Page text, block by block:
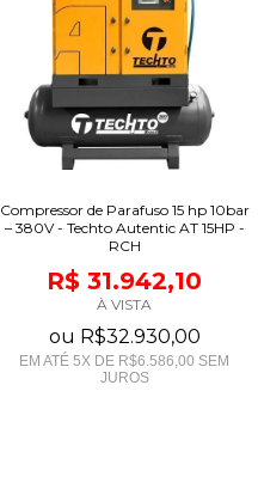
Compressor de Parafuso 15 hp 10bar
– 380V - Techto Autentic AT 15HP -
RCH
R$ 31.942,10
À VISTA
ou R$32.930,00
EM ATÉ 5X DE R$6.586,00 SEM
JUROS